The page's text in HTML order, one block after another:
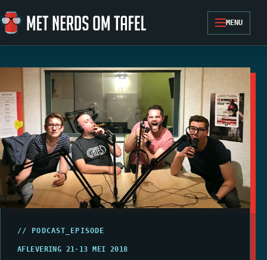
Ga naar de inhoud
MENU
// PODCAST_EPISODE
AFLEVERING 21· 13 MEI 2018